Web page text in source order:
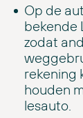
Op de
bekende
zodat
rekening
houden
lesauto.